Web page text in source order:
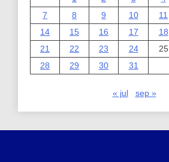
7
8 9 10 11
14
15 16 17 18
21
22 23 24 25
28
29 30 31
« jul sep »